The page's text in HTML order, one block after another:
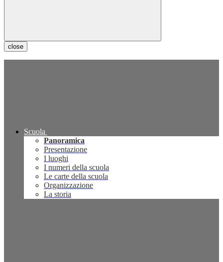
close
Scuola
Panoramica
Presentazione
I luoghi
I numeri della scuola
Le carte della scuola
Organizzazione
La storia